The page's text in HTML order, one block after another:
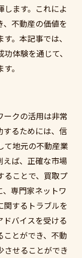
します。これによ
、不動産の価値を
。本記事では、
体験を通じて、
。
ークの活用は非常
するためには、信
て地元の不動産業
ば、正確な市場
ることで、買取プ
専門家ネットワ
関するトラブルを
バイスを受ける
ことができ、不動
させることができ